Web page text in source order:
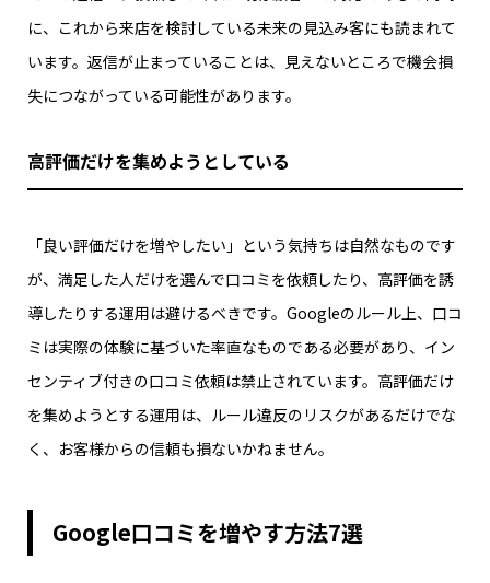
に、これから来店を検討している未来の見込み客にも読まれて
います。返信が止まっていることは、見えないところで機会損
失につながっている可能性があります。
高評価だけを集めようとしている
「良い評価だけを増やしたい」という気持ちは自然なものです
が、満足した人だけを選んで口コミを依頼したり、高評価を誘
導したりする運用は避けるべきです。Googleのルール上、口コ
ミは実際の体験に基づいた率直なものである必要があり、イン
センティブ付きの口コミ依頼は禁止されています。高評価だけ
を集めようとする運用は、ルール違反のリスクがあるだけでな
く、お客様からの信頼も損ないかねません。
Google口コミを増やす方法7選